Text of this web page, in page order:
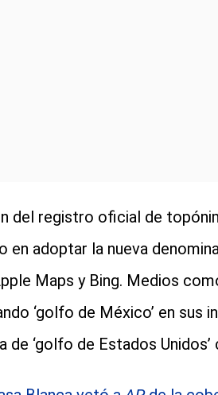
del registro oficial de
en adoptar la nueva
Maps y Bing. Medios
‘golfo de México’ en sus
de ‘golfo de Estados